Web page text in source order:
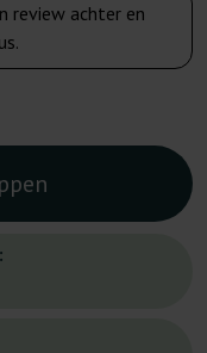
review achter en